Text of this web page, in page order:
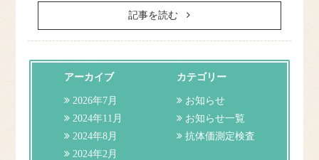
記事を読む
アーカイブ
2026年7月
2024年11月
2024年8月
2024年2月
カテゴリー
お知らせ
お知らせ一覧
抗体価測定検査
アクセス
よくある質問
お問合せ